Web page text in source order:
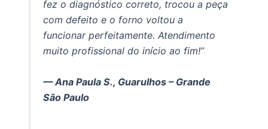
fez o diagnóstico correto, trocou a peça
com defeito e o forno voltou a
funcionar perfeitamente. Atendimento
muito profissional do início ao fim!”
— Ana Paula S., Guarulhos – Grande
São Paulo